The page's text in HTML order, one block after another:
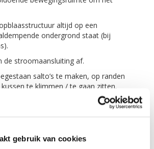
gebruik van cookies
altijd op een
ondergrond staat (bij
de stroomaansluiting af.
salto’s te maken, op randen
te klimmen / te gaan zitten.
is het niet toegestaan
maken of naar beneden te
gevolgen van dien! Ook is het